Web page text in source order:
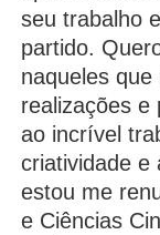
seu trabalho
partido.
naqueles
realizações e
ao incrível
criatividade e
estou me
e Ciências